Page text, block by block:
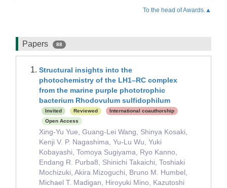
To the head of Awards.▲
Papers 88
Structural insights into the
photochemistry of the LH1–RC complex
from the marine purple phototrophic
bacterium Rhodovulum sulfidophilum
Invited Reviewed
International coauthorship
Open Access
Xing-Yu Yue, Guang-Lei Wang, Shinya Kosaki,
Kenji V. P. Nagashima, Yu-Lu Wu, Yuki
Kobayashi, Tomoya Sugiyama, Ryo Kanno,
Endang R. Purba8, Shinichi Takaichi, Toshiaki
Mochizuki, Akira Mizoguchi, Bruno M. Humbel,
Michael T. Madigan, Hiroyuki Mino, Kazutoshi